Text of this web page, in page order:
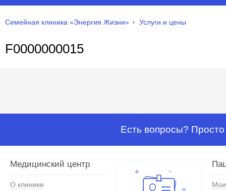
Семейная клиника «Энергия Жизни» Услуги и цены
F0000000015
Есть вопросы?
Медицинский центр
О клинике